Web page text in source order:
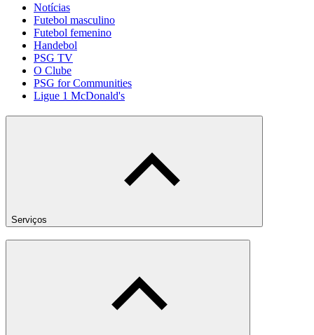
Notícias
Futebol masculino
Futebol femenino
Handebol
PSG TV
O Clube
PSG for Communities
Ligue 1 McDonald's
Serviços